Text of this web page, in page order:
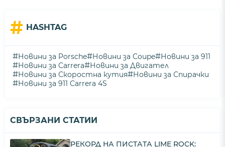
# HASHTAG
#Новини за Porsche#Новини за Coupe#Новини за 911
#Новини за Carrera#Новини за Двигател
#Новини за Скоростна кутия#Новини за Спирачки
#Новини за 911 Carrera 4S
СВЪРЗАНИ СТАТИИ
РЕКОРД НА ПИСТАТА LIME ROCK: